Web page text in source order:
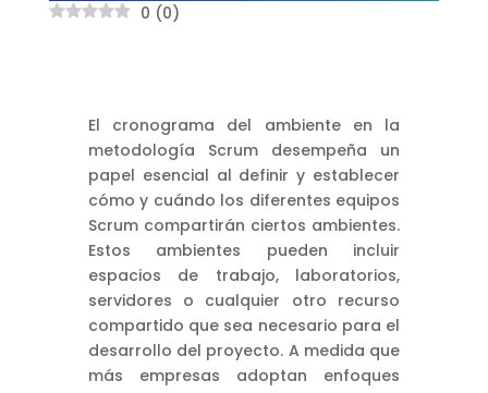
0 (0)
El cronograma del ambiente en la
metodología Scrum desempeña un
papel esencial al definir y establecer
cómo y cuándo los diferentes equipos
Scrum compartirán ciertos ambientes.
Estos ambientes pueden incluir
espacios de trabajo, laboratorios,
servidores o cualquier otro recurso
compartido que sea necesario para el
desarrollo del proyecto. A medida que
más empresas adoptan enfoques